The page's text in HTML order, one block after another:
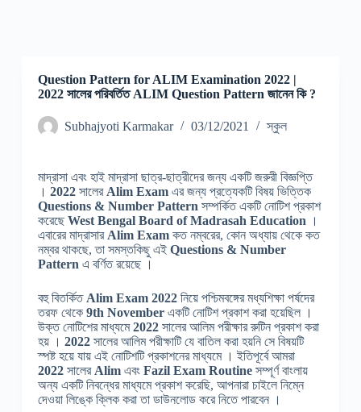
Question Pattern for ALIM Examination 2022 |
2022 সালের পরিবর্তিত ALIM Question Pattern জানেন কি ?
Subhajyoti Karmakar 03/12/2021 স্কুল
মাদ্রাসা এবং হাই মাদ্রাসা ছাত্র-ছাত্রীদের জন্য একটি জরুরী বিজ্ঞপ্তি
। 2022সালের Alim Examএর জন্য প্রত্যেকটি বিষয় ভিত্তিক
Questions & Number Pattern সম্পর্কিত একটি নোটিশ প্রকাশ
করেছে West Bengal Board of Madrasah Education
।
এবারের মাদ্রাসার Alim Exam কত নম্বরের, কোন অধ্যায় থেকে কত
নম্বর থাকছে, তা সমস্তকিছু এইQuestions & Number
Pattern এ বর্ণিত রয়েছে ।
বহু বিতর্কিতAlim Exam 2022নিয়ে পশ্চিমবঙ্গের মধ্যশিক্ষা পর্ষদের
তরফ থেকে 9th Novemberএকটি নোটিশ প্রকাশ করা হয়েছিল ।
উক্ত নোটিশের মাধ্যমে2022 সালের আলিম পরীক্ষার রুটিন প্রকাশ করা
হয় । 2022সালের আলিম পরীক্ষাটি যে বাতিল করা হয়নি সে বিষয়টি
স্পষ্ট হয়ে যায় এই নোটিশটি প্রকাশনের মাধ্যমে । ইতিপূর্বে আমরা
2022 সালের Alim এবং Fazil Exam Routine সম্পূর্ণ বাংলায়
অন্য একটি নিবন্ধের মাধ্যমে প্রকাশ করেছি, আপনারা চাইলে নিম্নে
দেওয়া লিঙ্কে ক্লিক করা তা ডাউনলোড করে নিতে পারবেন ।